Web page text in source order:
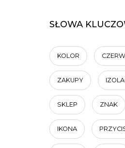
SŁOWA
KOLOR
ZAKUPY
SKLEP ZNAK
IKONA